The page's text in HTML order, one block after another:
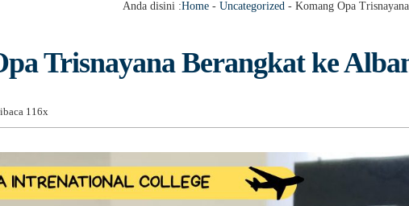
Anda disini :Home - Uncategorized - Komang Opa
Trisnayana Berangkat ke
116x